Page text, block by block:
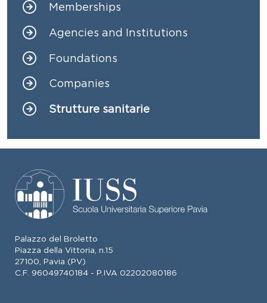
Navigazione principale
Memberships
Agencies and Institutions
Foundations
Companies
Strutture sanitarie
Palazzo del Broletto
Piazza della Vittoria, n.15
27100, Pavia (PV)
C.F. 96049740184 - P.IVA 02202080186